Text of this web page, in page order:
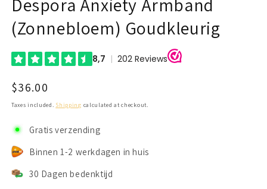
(Zonnebloem) Goudkleurig
Regular
$36.00
Taxes included. Shipping calculated at checkout.
Gratis verzending
Binnen 1-2 werkdagen in huis
30 Dagen bedenktijd